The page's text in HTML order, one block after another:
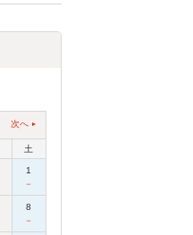
次へ
土
1
－
8
－